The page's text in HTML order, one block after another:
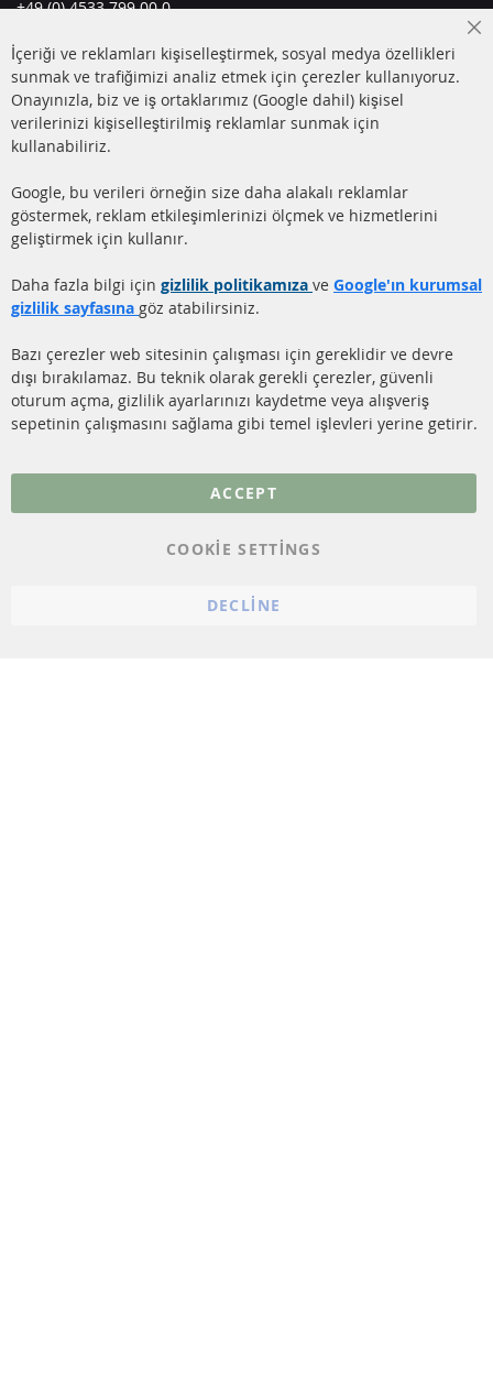
+49 (0) 4533 799 00 0
info@contra-automotive.de
facebook
instagram
HIZLI LİNKLER
(DPF)
DİZEL PARTİKÜL FİLTRESİ
KATALİZÖR (KAT)
SSS
MÜŞTERİ
Hakkımızda
Gönderim ücreti
Daha fazla link
Veri koruma
Genel Çalışma Koşulları
İçeriği ve reklamları kişiselleştirmek, sosyal medya özellikleri
sunmak ve trafiğimizi analiz etmek için çerezler kullanıyoruz.
Onayınızla, biz ve iş ortaklarımız (Google dahil) kişisel
verilerinizi kişiselleştirilmiş reklamlar sunmak için
kullanabiliriz.
Google, bu verileri örneğin size daha alakalı reklamlar
göstermek, reklam etkileşimlerinizi ölçmek ve hizmetlerini
geliştirmek için kullanır.
Daha fazla bilgi için gizlilik politikamıza ve Google'ın kurumsal
gizlilik sayfasına göz atabilirsiniz.
Bazı çerezler web sitesinin çalışması için gereklidir ve devre
dışı bırakılamaz. Bu teknik olarak gerekli çerezler, güvenli
oturum açma, gizlilik ayarlarınızı kaydetme veya alışveriş
sepetinin çalışmasını sağlama gibi temel işlevleri yerine getirir.
ACCEPT
COOKIE SETTINGS
DECLINE